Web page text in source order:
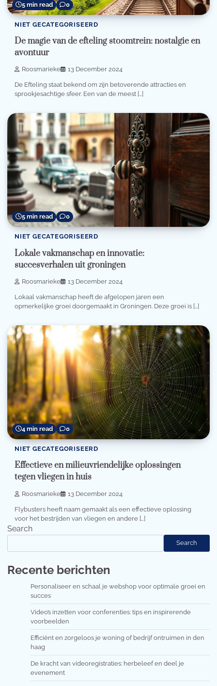
5 min read 0
NIET GECATEGORISEERD
De magie van de efteling stoomtrein: nostalgie en
avontuur
Roosmarieke 13 December 2024
De Efteling staat bekend om zijn betoverende attracties en
sprookjesachtige sfeer. Een van de meest […]
5 min read 0
NIET GECATEGORISEERD
Lokale vakmanschap en innovatie:
succesverhalen uit groningen
Roosmarieke 13 December 2024
Lokaal vakmanschap heeft de afgelopen jaren een
opmerkelijke groei doorgemaakt in Groningen. Deze groei is […]
4 min read 0
NIET GECATEGORISEERD
Effectieve en milieuvriendelijke oplossingen
tegen vliegen in huis
Roosmarieke 13 December 2024
Flybusters heeft naam gemaakt als een effectieve oplossing
voor het bestrijden van vliegen en andere […]
Search
Search
Recente berichten
Personaliseer en schaal je webshop voor optimale groei en
succes
Video’s inzetten voor conferenties: tips en inspirerende
voorbeelden
Efficiënt en zorgeloos je woning of bedrijf ontruimen in den
haag
De kracht van videoregistraties: herbeleef en deel je
evenement